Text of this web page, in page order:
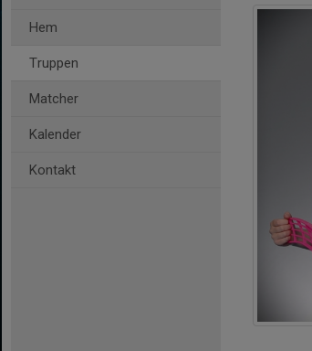
Hem
Truppen
Matcher
Kalender
Kontakt